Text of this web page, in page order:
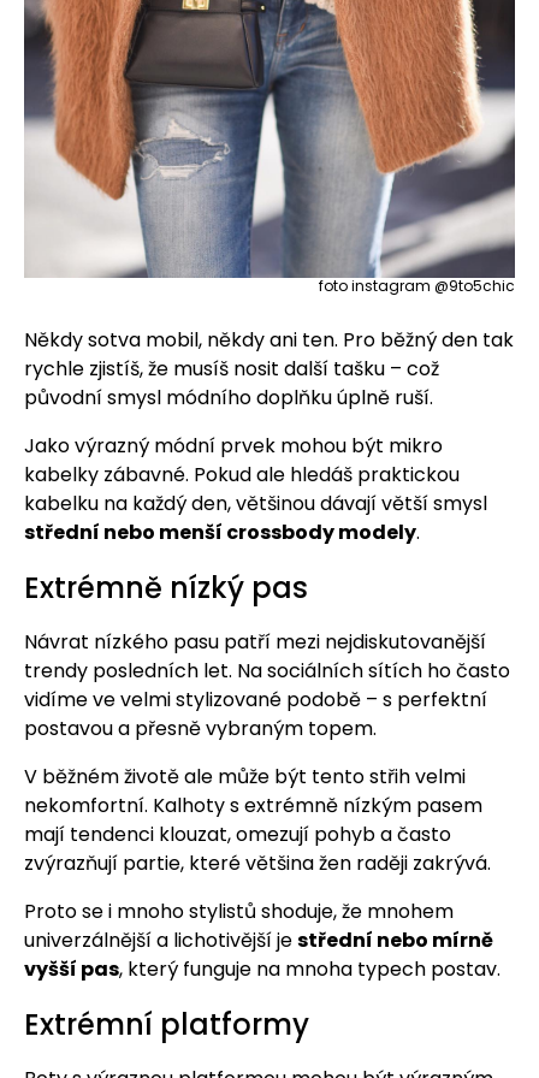
foto instagram @9to5chic
Někdy sotva mobil, někdy ani ten. Pro běžný den tak
rychle zjistíš, že musíš nosit další tašku – což
původní smysl módního doplňku úplně ruší.
Jako výrazný módní prvek mohou být mikro
kabelky zábavné. Pokud ale hledáš praktickou
kabelku na každý den, většinou dávají větší smysl
střední nebo menší crossbody modely.
Extrémně nízký pas
Návrat nízkého pasu patří mezi nejdiskutovanější
trendy posledních let. Na sociálních sítích ho často
vidíme ve velmi stylizované podobě – s perfektní
postavou a přesně vybraným topem.
V běžném životě ale může být tento střih velmi
nekomfortní. Kalhoty s extrémně nízkým pasem
mají tendenci klouzat, omezují pohyb a často
zvýrazňují partie, které většina žen raději zakrývá.
Proto se i mnoho stylistů shoduje, že mnohem
univerzálnější a lichotivější jestřední nebo mírně
vyšší pas, který funguje na mnoha typech postav.
Extrémní platformy